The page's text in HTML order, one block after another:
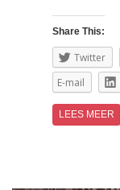
Share This:
Twitter
E-mail
LEES MEER